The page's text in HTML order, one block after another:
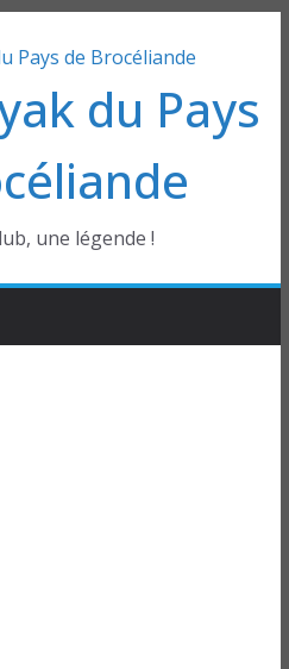
du Pays
une légende !